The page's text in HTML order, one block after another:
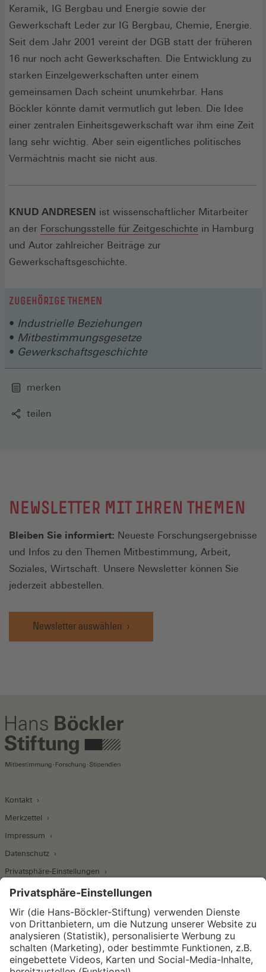
Keramik, IG Bergbau und Energie sowie der
Gewerkschaft Leder zur IG Bergbau, Chemie, Energie.
Seit dem Jahr 2001 vereint der DGB statt der früheren
16 nur noch acht Gewerkschaften. Die Entwicklung zu
starken Einzelgewerkschaften unter einem
gemeinsamen Dach scheint unumkehrbar. Hans
Böckler könnte damit vermutlich gut leben. Die Idee
einer zentralen Einheitsgewerkschaft war ihm eine Zeit
lang sehr wichtig. Aber sein eigentliches politisches
Vermächtnis macht sie nicht aus.
KNUD ANDRESEN ist wissenschaftlicher Mitarbeiter
an der Forschungsstelle für Zeitgeschichte (Öffnet
in Hamburg
und Autor zahlreicher Beiträge zur
Gewerkschaftsgeschichte.
ZUGEHÖRIGE THEMEN
Industrielle Beziehungen
Mitbestimmungsgesetze
Gewerkschaftsgeschichte
merken
teilen
NEWSLETTER MIT IHREN THEMEN
Bleiben Sie informiert: Neueste Forschungsergebnisse
und Infos zu den Themen Mitbestimmung, Arbeit,
Soziales, Wirtschaft. Unsere Newsletter können Sie
jederzeit abbestellen.
Newsletter auswählen
Kontakt
Merkzettel
Impressum
Datenschutz
Privatsphäre-Einstellungen
Wirtschafts- und Sozialwissenschaftliches Institut
Institut für Makroökonomie und